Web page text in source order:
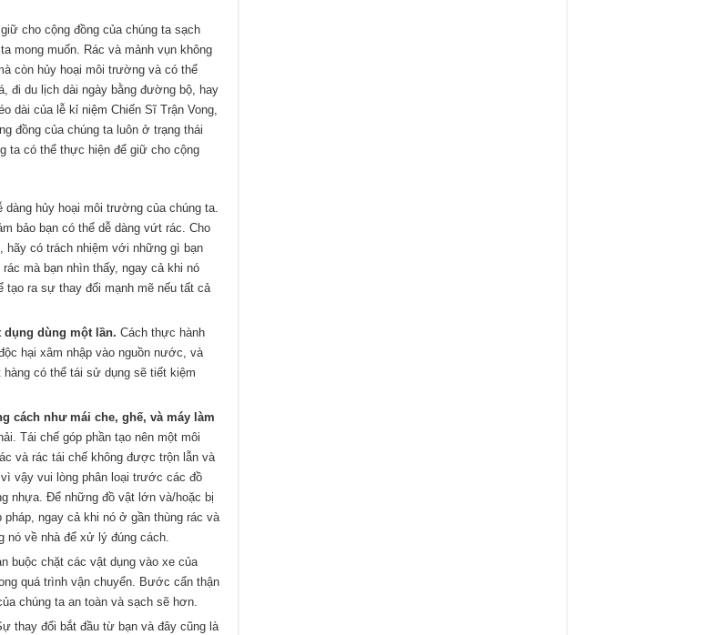
cho cộng đồng của chúng ta sạch
mong muốn. Rác và mảnh vụn không
còn hủy hoại môi trường và có thể
đi du lịch dài ngày bằng đường bộ, hay
dài của lễ kỉ niệm Chiến Sĩ Trận Vong,
đồng của chúng ta luôn ở trạng thái
ta có thể thực hiện để giữ cho cộng
dàng hủy hoại môi trường của chúng ta.
bảo bạn có thể dễ dàng vứt rác. Cho
hãy có trách nhiệm với những gì bạn
mà bạn nhìn thấy, ngay cả khi nó
tạo ra sự thay đổi mạnh mẽ nếu tất cả
dùng một lần. Cách thực hành
hại xâm nhập vào nguồn nước, và
có thể tái sử dụng sẽ tiết kiệm
cách như mái che, ghế, và máy làm
Tái chế góp phần tạo nên một môi
và rác tái chế không được trộn lẫn và
vậy vui lòng phân loại trước các đồ
nhựa. Để những đồ vật lớn và/hoặc bị
ngay cả khi nó ở gần thùng rác và
nó về nhà để xử lý đúng cách.
buộc chặt các vật dụng vào xe của
quá trình vận chuyển. Bước cẩn thận
chúng ta an toàn và sạch sẽ hơn.
thay đổi bắt đầu từ bạn và đây cũng là